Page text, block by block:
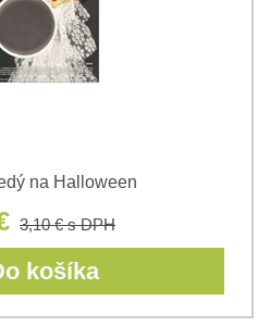
na Halloween
3,10 €s DPH
košíka